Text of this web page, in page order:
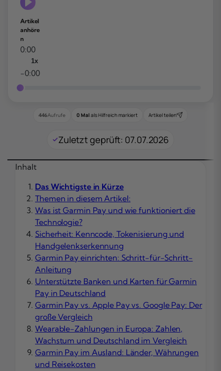
Artikel
anhöre
n
0:00
1x
-0:00
446Aufrufe 0 Mal als Hilfreich markiert Artikel teilen
Zuletzt geprüft: 07.07.2026
Inhalt
Das Wichtigste in Kürze
Themen in diesem Artikel:
Was ist Garmin Pay und wie funktioniert die
Technologie?
Sicherheit: Kenncode, Tokenisierung und
Handgelenkserkennung
Garmin Pay einrichten: Schritt-für-Schritt-
Anleitung
Unterstützte Banken und Karten für Garmin
Pay in Deutschland
Garmin Pay vs. Apple Pay vs. Google Pay: Der
große Vergleich
Wearable-Zahlungen in Europa: Zahlen,
Wachstum und Deutschland im Vergleich
Garmin Pay im Ausland: Länder, Währungen
und Reisekosten